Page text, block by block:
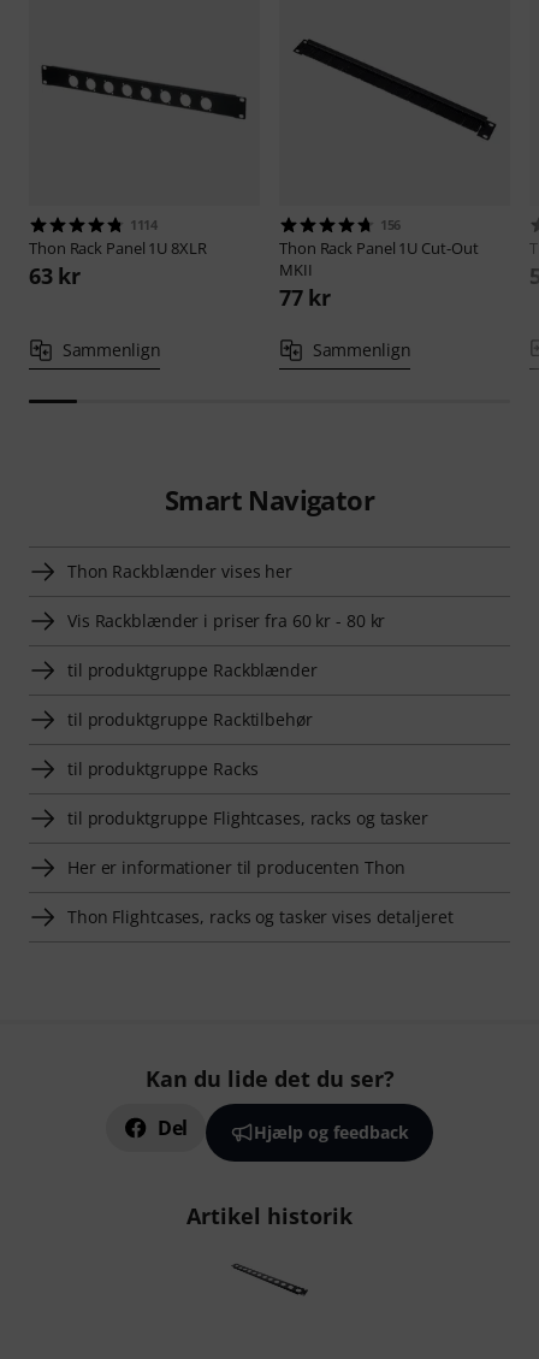
1114
Thon Rack Panel 1U 8XLR
63 kr
Sammenlign
156
Thon Rack Panel 1U Cut-Out
MKII
77 kr
Sammenlign
Smart Navigator
Thon Rackblænder vises her
Vis Rackblænder i priser fra 60 kr - 80 kr
til produktgruppe Rackblænder
til produktgruppe Racktilbehør
til produktgruppe Racks
til produktgruppe Flightcases, racks og tasker
Her er informationer til producenten Thon
Thon Flightcases, racks og tasker vises detaljeret
Kan du lide det du ser?
Del Hjælp og feedback
Artikel historik